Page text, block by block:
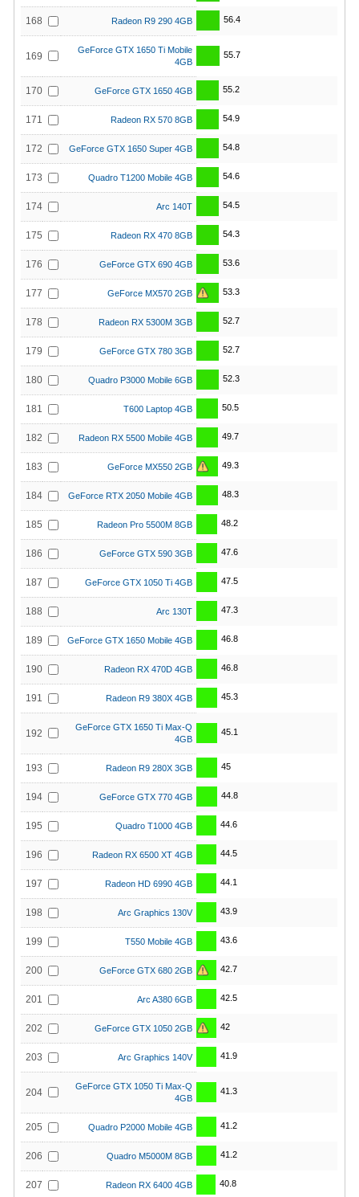
168 Radeon R9 290 4GB 56.4
169
GeForce GTX 1650 Ti Mobile
4GB
55.7
170 GeForce GTX 1650 4GB 55.2
171 Radeon RX 570 8GB 54.9
172 GeForce GTX 1650 Super 4GB 54.8
173 Quadro T1200 Mobile 4GB 54.6
174 Arc 140T 54.5
175 Radeon RX 470 8GB 54.3
176 GeForce GTX 690 4GB 53.6
177 GeForce MX570 2GB 53.3
178 Radeon RX 5300M 3GB 52.7
179 GeForce GTX 780 3GB 52.7
180 Quadro P3000 Mobile 6GB 52.3
181 T600 Laptop 4GB 50.5
182 Radeon RX 5500 Mobile 4GB 49.7
183 GeForce MX550 2GB 49.3
184 GeForce RTX 2050 Mobile 4GB 48.3
185 Radeon Pro 5500M 8GB 48.2
186 GeForce GTX 590 3GB 47.6
187 GeForce GTX 1050 Ti 4GB 47.5
188 Arc 130T 47.3
189 GeForce GTX 1650 Mobile 4GB 46.8
190 Radeon RX 470D 4GB 46.8
191 Radeon R9 380X 4GB 45.3
192
GeForce GTX 1650 Ti Max-Q
4GB
45.1
193 Radeon R9 280X 3GB 45
194 GeForce GTX 770 4GB 44.8
195 Quadro T1000 4GB 44.6
196 Radeon RX 6500 XT 4GB 44.5
197 Radeon HD 6990 4GB 44.1
198 Arc Graphics 130V 43.9
199 T550 Mobile 4GB 43.6
200 GeForce GTX 680 2GB 42.7
201 Arc A380 6GB 42.5
202 GeForce GTX 1050 2GB 42
203 Arc Graphics 140V 41.9
204
GeForce GTX 1050 Ti Max-Q
4GB
41.3
205 Quadro P2000 Mobile 4GB 41.2
206 Quadro M5000M 8GB 41.2
207 Radeon RX 6400 4GB 40.8